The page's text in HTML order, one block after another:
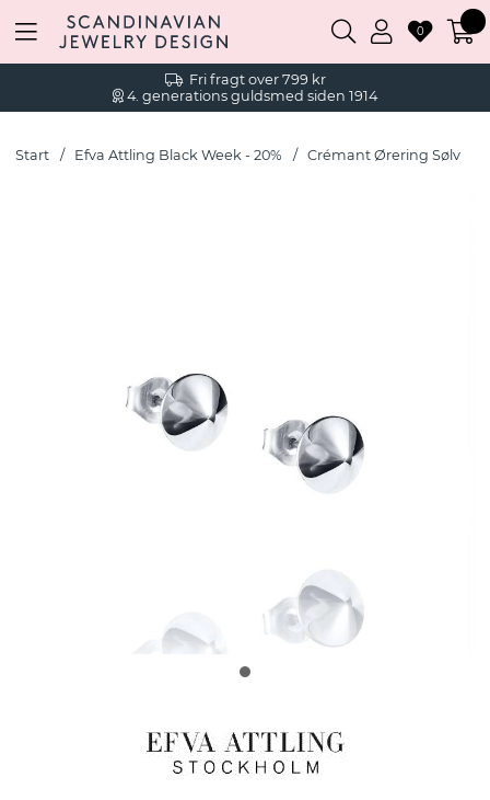
Fri fragt over 799 kr
4. generations guldsmed siden 1914
0
Start Efva Attling Black Week - 20% Crémant Ørering Sølv